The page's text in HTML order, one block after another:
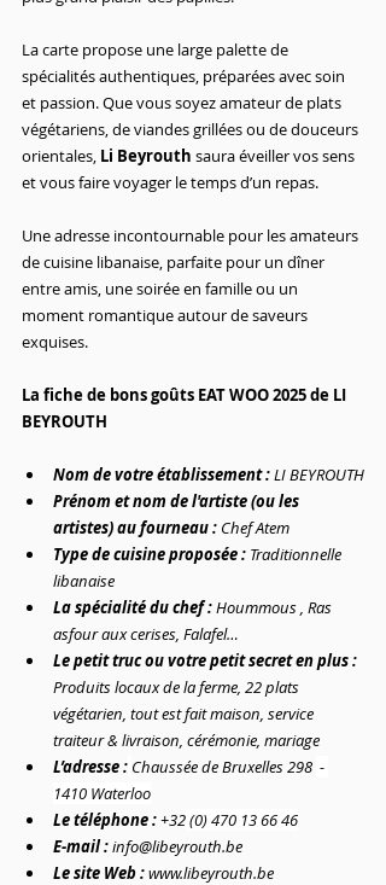
La carte propose une large palette de
spécialités authentiques, préparées avec soin
et passion. Que vous soyez amateur de plats
végétariens, de viandes grillées ou de douceurs
orientales, Li Beyrouth saura éveiller vos sens
et vous faire voyager le temps d’un repas.
Une adresse incontournable pour les amateurs
de cuisine libanaise, parfaite pour un dîner
entre amis, une soirée en famille ou un
moment romantique autour de saveurs
exquises.
La fiche de bons goûts EAT WOO 2025 de LI
BEYROUTH
Nom de votre établissement : LI BEYROUTH
Prénom et nom de l'artiste (ou les
artistes) au fourneau : Chef Atem
Type de cuisine proposée : Traditionnelle
libanaise
La spécialité du chef : Hoummous , Ras
asfour aux cerises, Falafel…
Le petit truc ou votre petit secret en plus :
Produits locaux de la ferme, 22 plats
végétarien, tout est fait maison, service
traiteur & livraison, cérémonie, mariage
L’adresse : Chaussée de Bruxelles 298 -
1410 Waterloo
Le téléphone :+32 (0) 470 13 66 46
E-mail : info@libeyrouth.be
Le site Web : www.libeyrouth.be